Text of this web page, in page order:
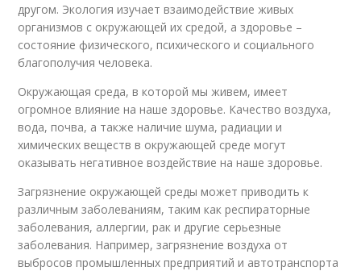
другом. Экология изучает взаимодействие живых
организмов с окружающей их средой, а здоровье –
состояние физического, психического и социального
благополучия человека.
Окружающая среда, в которой мы живем, имеет
огромное влияние на наше здоровье. Качество воздуха,
вода, почва, а также наличие шума, радиации и
химических веществ в окружающей среде могут
оказывать негативное воздействие на наше здоровье.
Загрязнение окружающей среды может приводить к
различным заболеваниям, таким как респираторные
заболевания, аллергии, рак и другие серьезные
заболевания. Например, загрязнение воздуха от
выбросов промышленных предприятий и автотранспорта